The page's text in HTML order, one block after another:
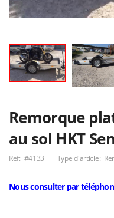
Sorel N255 B
Porte-engin 11
Remorque
au sol HKT
Ref: #4133 Type d'article:
Nous consulter par